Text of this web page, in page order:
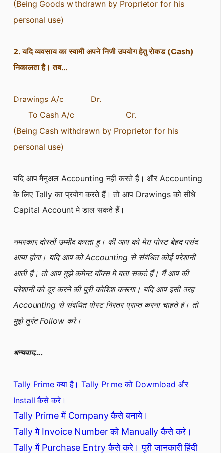
(Being Goods withdrawn by Proprietor for his
personal use)
2. यदि व्यवसाय का स्वामी अपने निजी उपयोग हेतु रोकड (Cash)
निकालता है। तब…
Drawings A/c Dr.
To Cash A/c Cr.
(Being Cash withdrawn by Proprietor for his
personal use)
यदि आप मैनुअल Accounting नहीं करते हैं। और Accounting
के लिए Tally का प्रयोग करते हैं। तो आप Drawings को सीधे
Capital Account मे डाल सकते हैं।
नमस्कार दोस्तों उम्मीद करता हु। की आप को मेरा पोस्ट बेहद पसंद
आया होगा। यदि आप को Accounting से संबंधित कोई परेशानी
आती है। तो आप मुझे कमेन्ट बॉक्स मे बता सकते हैं। मैं आप की
परेशानी को दूर करने की पूरी कोशिश करूगा। यदि आप इसी तरह
Accounting से संबधित पोस्ट निरंतर प्राप्त करना चाहते हैं। तो
मुझे तुरंत Follow करे।
धन्यवाद….
Tally Prime क्या है। Tally Prime को Dowmload और
Install कैसे करे।
Tally Prime में Company कैसे बनाये।
Tally मे Invoice Number को Manually कैसे करे।
Tally में Purchase Entry कैसे करे। पूरी जानकारी हिंदी